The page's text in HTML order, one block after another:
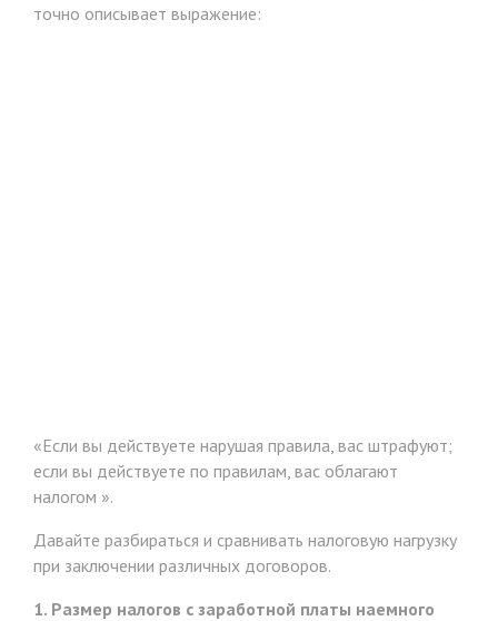
точно описывает выражение:
«Если вы действуете нарушая правила, вас штрафуют;
если вы действуете по правилам, вас облагают
налогом ».
Давайте разбираться и сравнивать налоговую нагрузку
при заключении различных договоров.
1. Размер налогов с заработной платы наемного